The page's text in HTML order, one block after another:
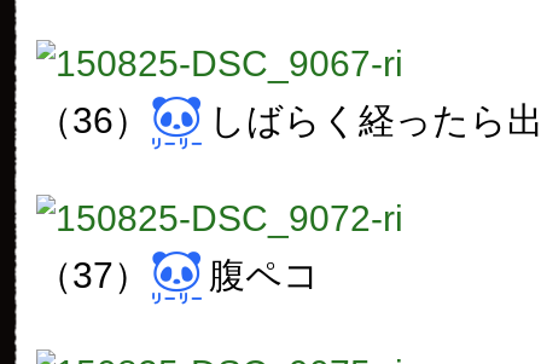
（36） しばらく経ったら
（37） 腹ペコ